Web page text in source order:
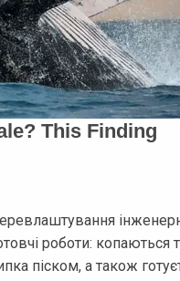
роботи:
піском, а також